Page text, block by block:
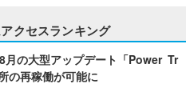
クセスランキング
月の大型アップデート「Power Tr
の再稼働が可能に